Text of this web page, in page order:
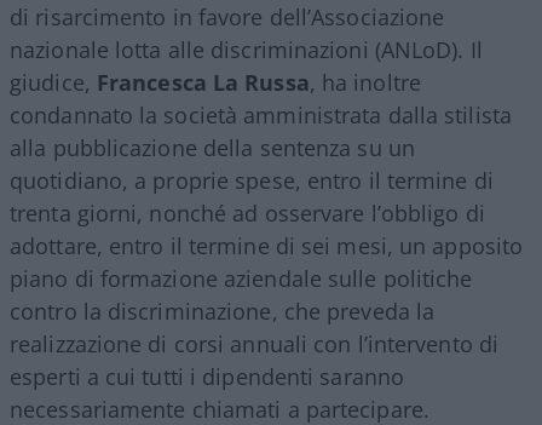
di risarcimento in favore dell’Associazione
nazionale lotta alle discriminazioni (ANLoD). Il
giudice, Francesca La Russa, ha inoltre
condannato la società amministrata dalla stilista
alla pubblicazione della sentenza su un
quotidiano, a proprie spese, entro il termine di
trenta giorni, nonché ad osservare l’obbligo di
adottare, entro il termine di sei mesi, un apposito
piano di formazione aziendale sulle politiche
contro la discriminazione, che preveda la
realizzazione di corsi annuali con l’intervento di
esperti a cui tutti i dipendenti saranno
necessariamente chiamati a partecipare.